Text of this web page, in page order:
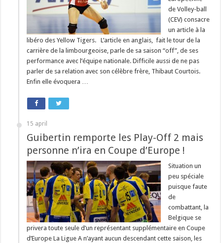
de Volley-ball
(CEV) consacre
un article à la
libéro des Yellow Tigers. L’article en anglais, fait le tour de la
carrière de la limbourgeoise, parle de sa saison “off”, de ses
performance avec l’équipe nationale. Difficile aussi de ne pas
parler de sa relation avec son célèbre frère, Thibaut Courtois.
Enfin elle évoquera …
15 april
Guibertin remporte les Play-Off 2 mais
personne n’ira en Coupe d’Europe !
Situation un
peu spéciale
puisque faute
de
combattant, la
Belgique se
privera toute seule d’un représentant supplémentaire en Coupe
d’Europe La Ligue A n’ayant aucun descendant cette saison, les